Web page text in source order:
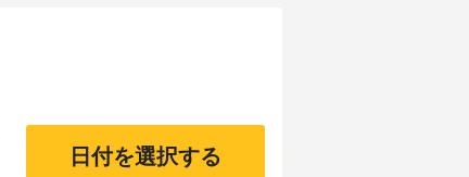
日付を選択する